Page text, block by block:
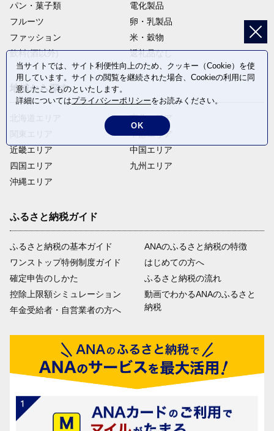
パン・菓子類
電化製品
フルーツ
卵・乳製品
ファッション
米・穀物
飲料(酒以外)
返礼品なし
地域から探す
近畿エリア
四国エリア
沖縄エリア
東北エリア
中部エリア
中国エリア
九州エリア
ふるさと納税ガイド
ふるさと納税の基本ガイド
ワンストップ特例制度ガイド
確定申告のしかた
控除上限額シミュレーション
年金受給者・自営業者の方へ
ANAのふるさと納税の特徴
はじめての方へ
ふるさと納税の流れ
動画でわかるANAのふるさと
納税
当サイトでは、サイト利便性向上のため、クッキー（Cookie）を使
用しています。サイトの閲覧を継続された場合、Cookieの利用に同
意したことものといたします。
詳細についてはプライバシーポリシーをお読みください。
OK